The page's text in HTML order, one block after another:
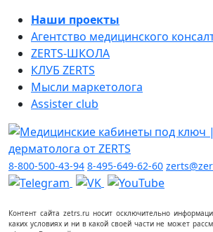
Наши проекты
Агентство медицинского
ZERTS-ШКОЛА
КЛУБ ZERTS
Мысли маркетолога
Assister club
8-800-500-43-94 8-495-649-62-60
Контент сайта zetrs.ru носит осключительно
каких условиях и ни в какой своей части не может